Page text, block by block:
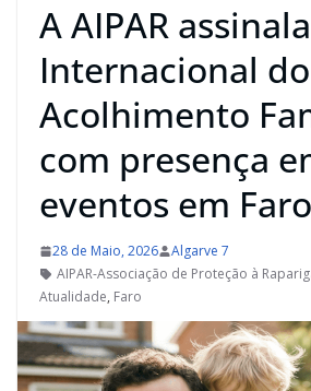
A AIPAR
Internacional do
Acolhimento
com presença
eventos em Faro
28 de Maio, 2026
Algarve 7
AIPAR-Associação de Proteção à
Atualidade, Faro